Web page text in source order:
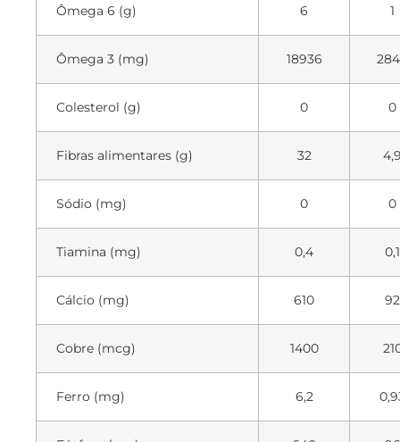
Ômega 6 (g) 6 1
Ômega 3 (mg) 18936
Colesterol (g) 0 0
Fibras alimentares (g) 32
Sódio (mg) 0 0
Tiamina (mg) 0,4 0,1
Cálcio (mg) 610 92
Cobre (mcg) 1400
Ferro (mg) 6,2